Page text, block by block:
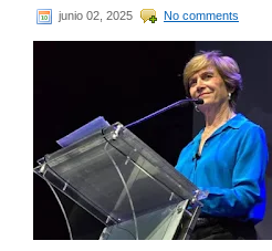
junio 02, 2025 No comments